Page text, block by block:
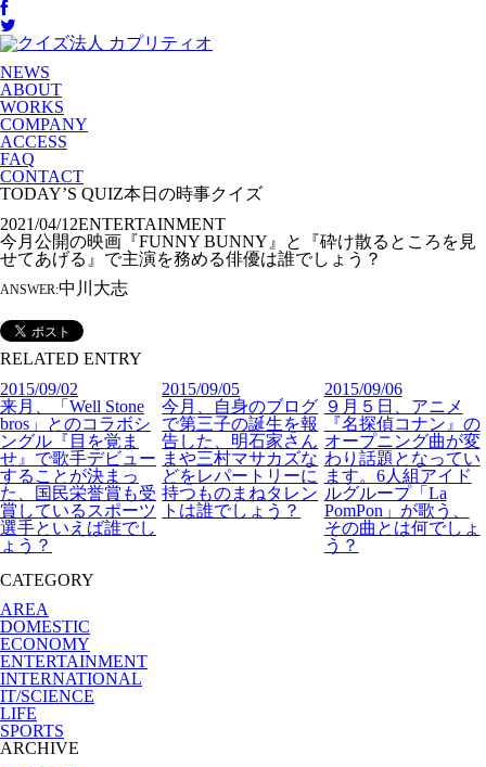
NEWS
ABOUT
WORKS
COMPANY
ACCESS
FAQ
CONTACT
TODAY’S QUIZ本日の時事クイズ
2021/04/12ENTERTAINMENT
今月公開の映画『FUNNY BUNNY』と『砕け散るところを見
せてあげる』で主演を務める俳優は誰でしょう？
ANSWER:中川大志
RELATED ENTRY
2015/09/02
来月、「Well Stone
bros」とのコラボシ
ングル『目を覚ま
せ』で歌手デビュー
することが決まっ
た、国民栄誉賞も受
賞しているスポーツ
選手といえば誰でし
ょう？
2015/09/05
今月、自身のブログ
で第三子の誕生を報
告した、明石家さん
まや三村マサカズな
どをレパートリーに
持つものまねタレン
トは誰でしょう？
2015/09/06
９月５日、アニメ
『名探偵コナン』の
オープニング曲が変
わり話題となってい
ます。6人組アイド
ルグループ「La
PomPon」が歌う、
その曲とは何でしょ
う？
CATEGORY
AREA
DOMESTIC
ECONOMY
ENTERTAINMENT
INTERNATIONAL
IT/SCIENCE
LIFE
SPORTS
ARCHIVE